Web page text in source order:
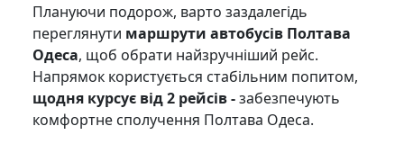
Плануючи подорож, варто заздалегідь
переглянути маршрути автобусів Полтава
Одеса, щоб обрати найзручніший рейс.
Напрямок користується стабільним попитом,
щодня курсує від 2 рейсів -забезпечують
комфортне сполучення Полтава Одеса.